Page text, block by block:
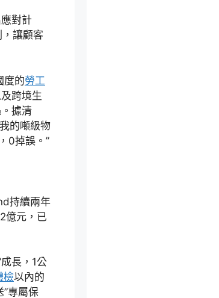
對計
，讓顧客
度的勞工
跨境生
據清
的噸級物
0掉誤。”
持續兩年
億元，已
長，1公
檢以內的
專屬保